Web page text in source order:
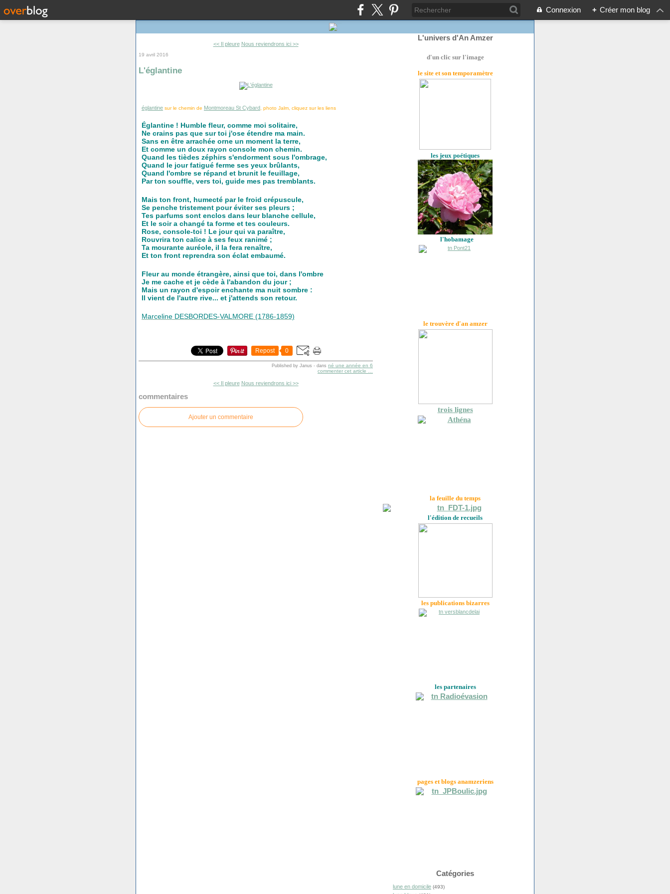
Connexion + Créer mon blog
<< Il pleure Nous reviendrons ici >>
19 avril 2016
L'églantine
églantine sur le chemin de Montmoreau St Cybard , photo Jalm, cliquez sur les liens
Églantine ! Humble fleur, comme moi solitaire,
Ne crains pas que sur toi j'ose étendre ma main.
Sans en être arrachée orne un moment la terre,
Et comme un doux rayon console mon chemin.
Quand les tièdes zéphirs s'endorment sous l'ombrage,
Quand le jour fatigué ferme ses yeux brûlants,
Quand l'ombre se répand et brunit le feuillage,
Par ton souffle, vers toi, guide mes pas tremblants.
Mais ton front, humecté par le froid crépuscule,
Se penche tristement pour éviter ses pleurs ;
Tes parfums sont enclos dans leur blanche cellule,
Et le soir a changé ta forme et tes couleurs.
Rose, console-toi ! Le jour qui va paraître,
Rouvrira ton calice à ses feux ranimé ;
Ta mourante auréole, il la fera renaître,
Et ton front reprendra son éclat embaumé.
Fleur au monde étrangère, ainsi que toi, dans l'ombre
Je me cache et je cède à l'abandon du jour ;
Mais un rayon d'espoir enchante ma nuit sombre :
Il vient de l'autre rive... et j'attends son retour.
Marceline DESBORDES-VALMORE (1786-1859)
Repost 0
Published by Janus - dans né une année en 6
commenter cet article
<< Il pleure Nous reviendrons ici >>
commentaires
Ajouter un commentaire
L'univers d'An Amzer
d'un clic sur l'image
le site et son temporamètre
les jeux poétiques
l'hobamage
le trouvère d'an amzer
trois lignes
la feuille du temps
l'édition de recueils
les publications bizarres
les partenaires
pages et blogs anamzeriens
Catégories
lune en domicile (493)